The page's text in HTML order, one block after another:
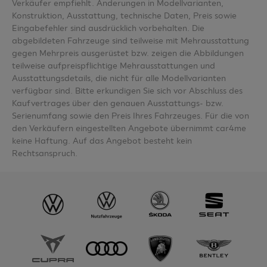
Verkäufer empfiehlt. Änderungen in Modellvarianten,
Konstruktion, Ausstattung, technische Daten, Preis sowie
Eingabefehler sind ausdrücklich vorbehalten. Die
abgebildeten Fahrzeuge sind teilweise mit Mehrausstattung
gegen Mehrpreis ausgerüstet bzw. zeigen die Abbildungen
teilweise aufpreispflichtige Mehrausstattungen und
Ausstattungsdetails, die nicht für alle Modellvarianten
verfügbar sind. Bitte erkundigen Sie sich vor Abschluss des
Kaufvertrages über den genauen Ausstattungs- bzw.
Serienumfang sowie den Preis Ihres Fahrzeuges. Für die von
den Verkäufern eingestellten Angebote übernimmt car4me
keine Haftung. Auf das Angebot besteht kein
Rechtsanspruch.